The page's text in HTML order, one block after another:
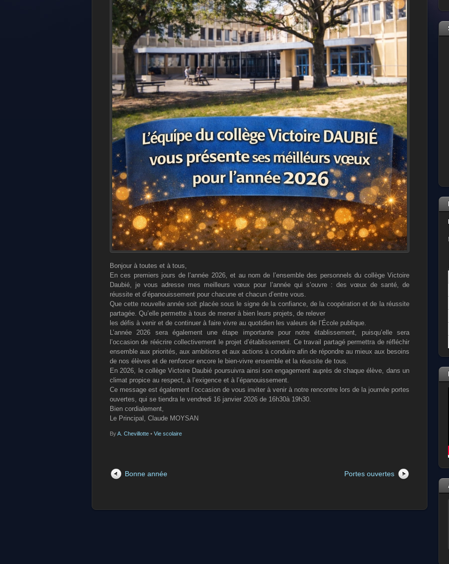
Bonjour à toutes et à tous,
En ces premiers jours de l’année 2026, et au nom de l’ensemble des personnels du collège Victoire
Daubié, je vous adresse mes meilleurs vœux pour l’année qui s’ouvre : des vœux de santé, de
réussite et d’épanouissement pour chacune et chacun d’entre vous.
Que cette nouvelle année soit placée sous le signe de la confiance, de la coopération etde la réussite
partagée. Qu’elle permette à tous de mener à bien leurs projets, de relever
les défis à venir et de continuer à faire vivre au quotidien les valeurs de l’École publique.
L’année 2026 sera également une étape importante pour notre établissement, puisqu’elle sera
l’occasion de réécrire collectivement le projet d’établissement. Ce travail partagé permettra de réfléchir
ensemble aux priorités, aux ambitions et aux actions à conduire afin de répondre au mieux aux besoins
de nos élèves et de renforcer encore le bien-vivre ensemble et la réussite de tous.
En 2026, le collège Victoire Daubié poursuivra ainsi son engagement auprès de chaqueélève, dans un
climat propice au respect, à l’exigence et à l’épanouissement.
Ce message est également l’occasion de vous inviter à venir à notre rencontre lors de la journée portes
ouvertes, qui se tiendra le vendredi 16 janvier 2026 de 16h30à 19h30.
Bien cordialement,
Le Principal, Claude MOYSAN
ByA. Chevillotte • Vie scolaire
Bonne année Portes ouvertes